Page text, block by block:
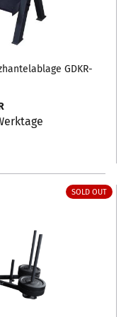
GDKR-
SOLD OUT